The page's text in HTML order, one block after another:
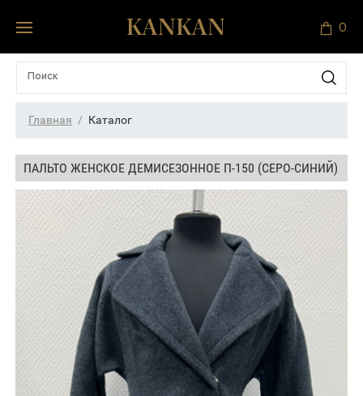
0
Главная Каталог
ПАЛЬТО ЖЕНСКОЕ ДЕМИСЕЗОННОЕ П-150 (СЕРО-СИНИЙ)